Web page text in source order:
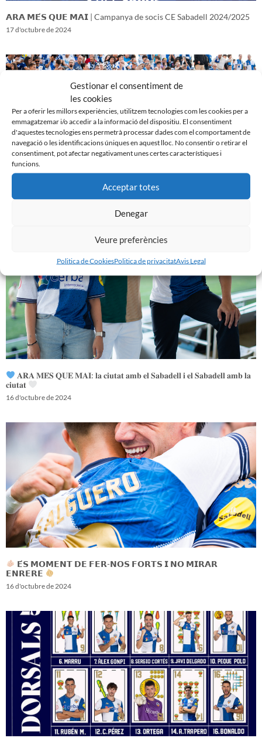
Gestionar el consentiment de
les cookies
Per a oferir les millors experiències, utilitzem tecnologies com les cookies per a
emmagatzemar i/o accedir a la informació del dispositiu. El consentiment
d'aquestes tecnologies ens permetrà processar dades com el comportament de
navegació o les identificacions úniques en aquest lloc. No consentir o retirar el
consentiment, pot afectar negativament unes certes característiques i
funcions.
Acceptar totes
Denegar
Veure preferències
Politica de CookiesPolitica de privacitatAvis Legal
𝗔𝗥𝗔 𝗠𝗘́𝗦 𝗤𝗨𝗘 𝗠𝗔𝗜 | Campanya de socis CE Sabadell 2024/2025
17 d'octubre de 2024
𝑽𝒆𝒏𝒊𝒎 𝒅’𝒖𝒏𝒂 𝒈𝒓𝒂𝒏 𝒃𝒂𝒕𝒂𝒍𝒍𝒂…𝒊 𝒂𝒏𝒆𝒎 𝒂 𝒑𝒆𝒓 𝒍𝒂 𝒔𝒆𝒈𝒖̈𝒆𝒏𝒕
𝐀𝐑𝐀 𝐌𝐄́𝐒 𝐐𝐔𝐄 𝐌𝐀𝐈: 𝐥𝐚 𝐜𝐢𝐮𝐭𝐚𝐭 𝐚𝐦𝐛 𝐞𝐥 𝐒𝐚𝐛𝐚𝐝𝐞𝐥𝐥 𝐢 𝐞𝐥 𝐒𝐚𝐛𝐚𝐝𝐞𝐥𝐥 𝐚𝐦𝐛 𝐥𝐚
𝐜𝐢𝐮𝐭𝐚𝐭
16 d'octubre de 2024
𝗘́𝗦 𝗠𝗢𝗠𝗘𝗡𝗧 𝗗𝗘 𝗙𝗘𝗥-𝗡𝗢𝗦 𝗙𝗢𝗥𝗧𝗦 𝗜 𝗡𝗢 𝗠𝗜𝗥𝗔𝗥
𝗘𝗡𝗥𝗘𝗥𝗘
16 d'octubre de 2024